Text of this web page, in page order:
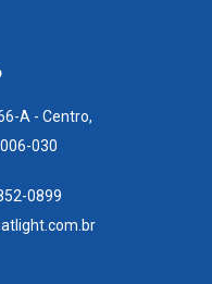
A - Centro,
030
0899